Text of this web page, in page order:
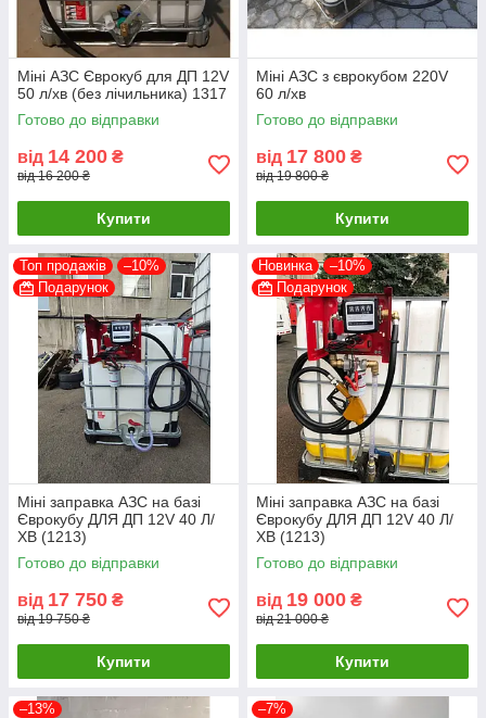
Міні АЗС Єврокуб для ДП 12V
50 л/хв (без лічильника) 1317
Готово до відправки
від 14 200 ₴
від 16 200 ₴
Купити
Міні АЗС з єврокубом 220V
60 л/хв
Готово до відправки
від 17 800 ₴
від 19 800 ₴
Купити
Топ продажів
–10%
Подарунок
Міні заправка АЗС на базі
Єврокубу ДЛЯ ДП 12V 40 Л/
ХВ (1213)
Готово до відправки
від 17 750 ₴
від 19 750 ₴
Купити
Новинка
–10%
Подарунок
Міні заправка АЗС на базі
Єврокубу ДЛЯ ДП 12V 40 Л/
ХВ (1213)
Готово до відправки
від 19 000 ₴
від 21 000 ₴
Купити
–13% –7%